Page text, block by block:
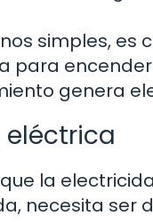
simples, es
para
genera
eléctrica
la
necesita ser